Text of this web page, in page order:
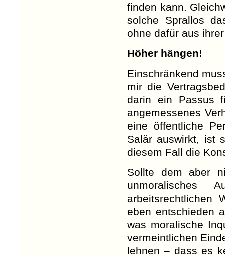
finden kann.
solche Sprallos
ohne dafür aus
Höher hängen!
Einschränkend
mir die
darin ein Passus
angemessenes
eine öffentliche
Salär auswirkt, ist
diesem Fall die
Sollte dem aber
unmoralisches
arbeitsrechtlichen
eben entschieden
was moralische
vermeintlichen
lehnen – dass es